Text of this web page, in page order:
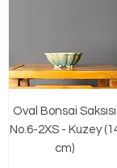
Oval Bonsai Saksısı
No.6-2XS - Kuzey
cm)